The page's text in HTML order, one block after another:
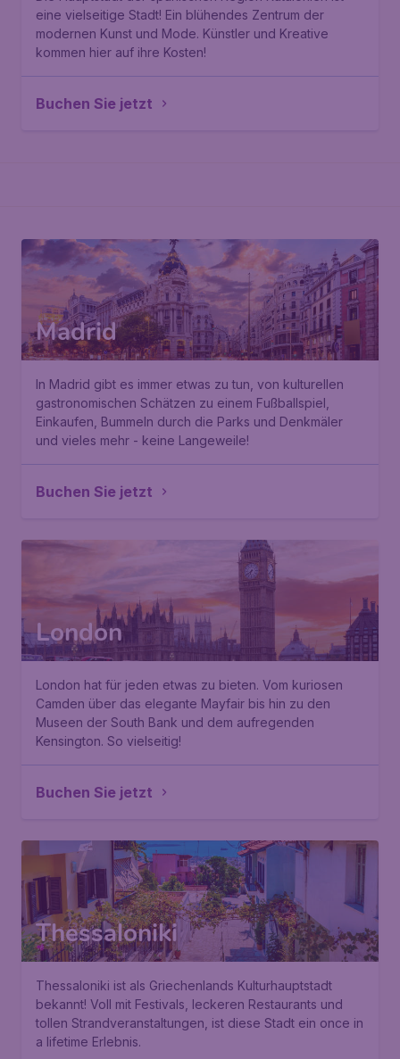
eine vielseitige Stadt! Ein blühendes Zentrum der
modernen Kunst und Mode. Künstler und Kreative
kommen hier auf ihre Kosten!
Buchen Sie jetzt
Madrid
In Madrid gibt es immer etwas zu tun, von kulturellen
gastronomischen Schätzen zu einem Fußballspiel,
Einkaufen, Bummeln durch die Parks und Denkmäler
und vieles mehr - keine Langeweile!
Buchen Sie jetzt
London
London hat für jeden etwas zu bieten. Vom kuriosen
Camden über das elegante Mayfair bis hin zu den
Museen der South Bank und dem aufregenden
Kensington. So vielseitig!
Buchen Sie jetzt
Thessaloniki
Thessaloniki ist als Griechenlands Kulturhauptstadt
bekannt! Voll mit Festivals, leckeren Restaurants und
tollen Strandveranstaltungen, ist diese Stadt ein once in
a lifetime Erlebnis.